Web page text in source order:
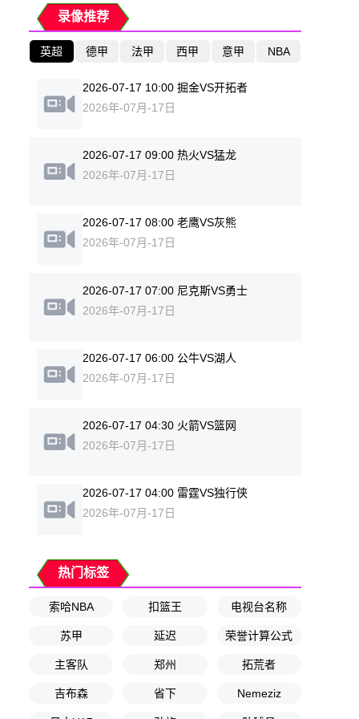
录像推荐
英超 德甲 法甲 西甲 意甲 NBA
2026-07-17 10:00 掘金VS开拓者
2026年-07月-17日
2026-07-17 09:00 热火VS猛龙
2026年-07月-17日
2026-07-17 08:00 老鹰VS灰熊
2026年-07月-17日
2026-07-17 07:00 尼克斯VS勇士
2026年-07月-17日
2026-07-17 06:00 公牛VS湖人
2026年-07月-17日
2026-07-17 04:30 火箭VS篮网
2026年-07月-17日
2026-07-17 04:00 雷霆VS独行侠
2026年-07月-17日
热门标签
索哈NBA 扣篮王 电视台名称
苏甲 延迟 荣誉计算公式
主客队 郑州 拓荒者
吉布森 省下 Nemeziz